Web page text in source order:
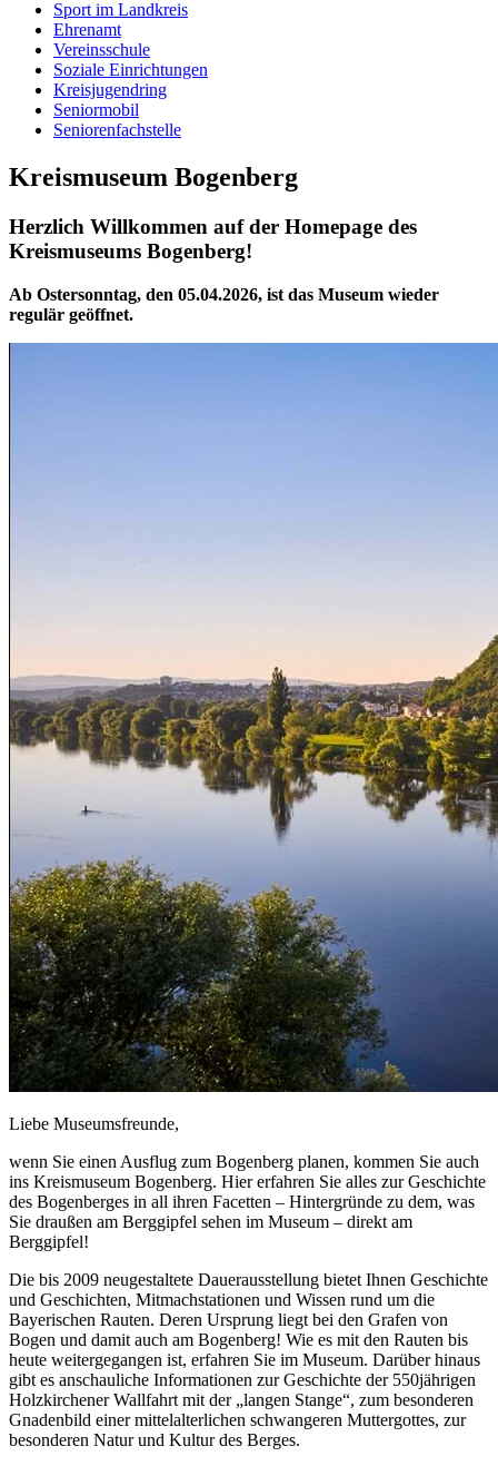
Sport im Landkreis
Ehrenamt
Vereinsschule
Soziale Einrichtungen
Kreisjugendring
Seniormobil
Seniorenfachstelle
Kreismuseum Bogenberg
Herzlich Willkommen auf der Homepage des
Kreismuseums Bogenberg!
Ab Ostersonntag, den 05.04.2026, ist das Museum wieder
regulär geöffnet.
Liebe Museumsfreunde,
wenn Sie einen Ausflug zum Bogenberg planen, kommen Sie auch
ins Kreismuseum Bogenberg. Hier erfahren Sie alles zur Geschichte
des Bogenberges in all ihren Facetten – Hintergründe zu dem, was
Sie draußen am Berggipfel sehen im Museum – direkt am
Berggipfel!
Die bis 2009 neugestaltete Dauerausstellung bietet Ihnen Geschichte
und Geschichten, Mitmachstationen und Wissen rund um die
Bayerischen Rauten. Deren Ursprung liegt bei den Grafen von
Bogen und damit auch am Bogenberg! Wie es mit den Rauten bis
heute weitergegangen ist, erfahren Sie im Museum. Darüber hinaus
gibt es anschauliche Informationen zur Geschichte der 550jährigen
Holzkirchener Wallfahrt mit der „langen Stange“, zum besonderen
Gnadenbild einer mittelalterlichen schwangeren Muttergottes, zur
besonderen Natur und Kultur des Berges.